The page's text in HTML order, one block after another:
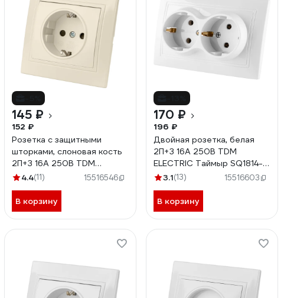
145 ₽
152 ₽
Розетка с защитными
шторками, слоновая кость
2П+З 16А 250В TDM
ELECTRIC Таймыр SQ1814-
4.4(11) 15516546
В корзину
170 ₽
196 ₽
Двойная розетка, белая
2П+З 16А 250В TDM
ELECTRIC Таймыр SQ1814-
0014
3.1(13) 15516603
В корзину